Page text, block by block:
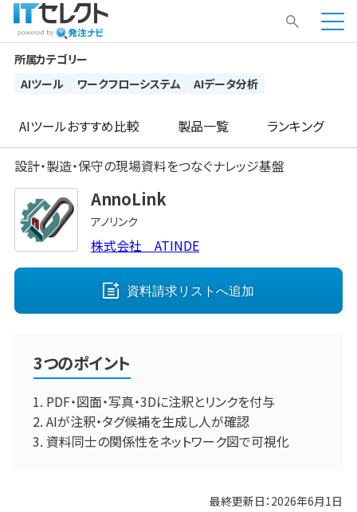
所属カテゴリー
AIツール
ワークフローシステム AIデータ分析
AIツールおすすめ比較 製品一覧 ランキング
設計・製造・保守の現場資料をつなぐナレッジ基盤
AnnoLink
アノリンク
株式会社 ATINDE
資料請求リストへ追加
3つのポイント
PDF・図面・写真・3Dに注釈とリンクを付与
AIが注釈・タグ候補を生成し人が確認
資料同士の関係性をネットワーク図で可視化
最終更新日： 2026年6月1日